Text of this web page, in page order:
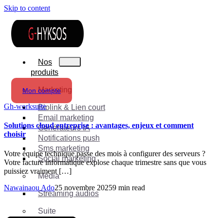
Skip to content
Nos
produits
Marketing
Biolink & Lien court
Email marketing
Générateurs IA
Notifications push
Sms marketing
Social marketing
Média
Streaming audios
Suite
Mon compte
Gh-worksuite
Solutions cloud entreprise : avantages, enjeux et comment
choisir
Votre équipe technique passe des mois à configurer des serveurs ?
Votre facture informatique explose chaque trimestre sans que vous
puissiez vraiment […]
Nawainaou Ado25 novembre 20259 min read